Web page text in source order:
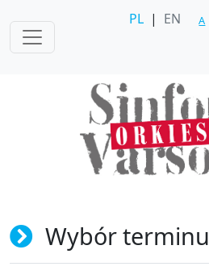
PL | EN A
Wybór terminu